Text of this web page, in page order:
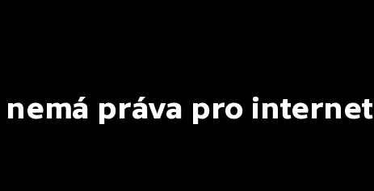
nemá práva pro internet